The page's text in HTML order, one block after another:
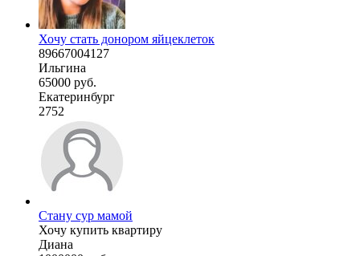
Хочу стать донором яйцеклеток
89667004127
Ильгина
65000 руб.
Екатеринбург
2752
Стану сур мамой
Хочу купить квартиру
Диана